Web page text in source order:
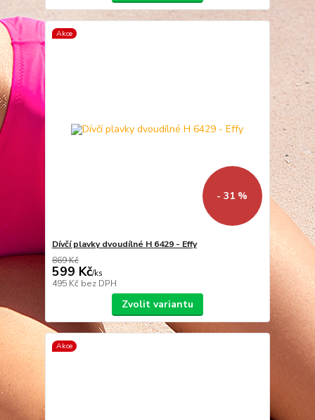
Akce
- 31 %
Dívčí plavky dvoudílné H 6429 - Effy
869 Kč
599 Kč/ks
495 Kč bez DPH
Zvolit variantu
Akce